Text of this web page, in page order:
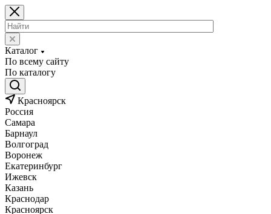
Каталог
По всему сайту
По каталогу
Красноярск
Россия
Самара
Барнаул
Волгоград
Воронеж
Екатеринбург
Ижевск
Казань
Краснодар
Красноярск